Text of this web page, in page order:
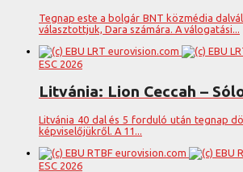
Tegnap este a bolgár BNT közmédia
választottjuk, Dara számára. A válogatási...
ESC 2026
Litvánia: Lion Ceccah –
Litvánia 40 dal és 5 forduló után tegnap
képviselőjükről. A 11...
ESC 2026